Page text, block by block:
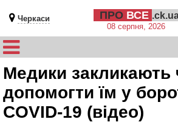
Черкаси ПРО ВСЕ
08 серпня, 2026
Медики закликають
допомогти їм у
COVID-19 (відео)